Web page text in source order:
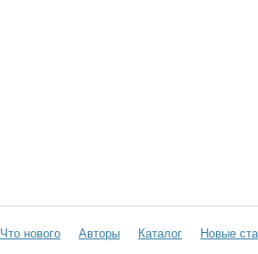
Что нового Авторы Каталог Новые